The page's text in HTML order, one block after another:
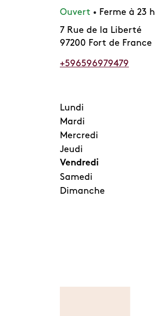
Ouvert • Ferme à 23 h
7 Rue de la Liberté
97200 Fort de France
+596596979479
Lundi
Mardi
Mercredi
Jeudi
Vendredi
Samedi
Dimanche